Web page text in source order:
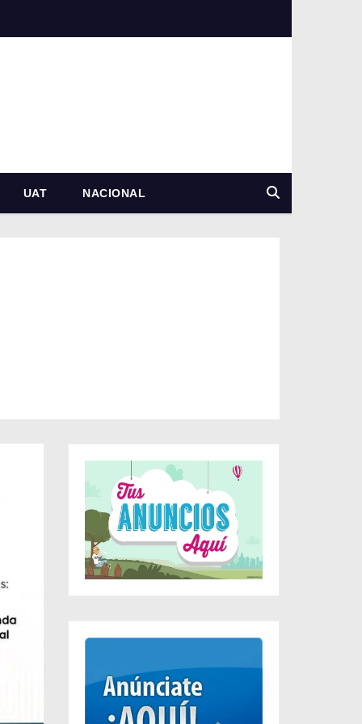
UAT NACIONAL